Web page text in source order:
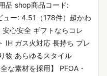
品 shop商品コード:
ー: 4.51（178件）超かわ
心安全 ギフトならコレ
IH ガス火対応 長持ち プレ
物 あらゆるスタイル
な素材を採用】 PFOA・